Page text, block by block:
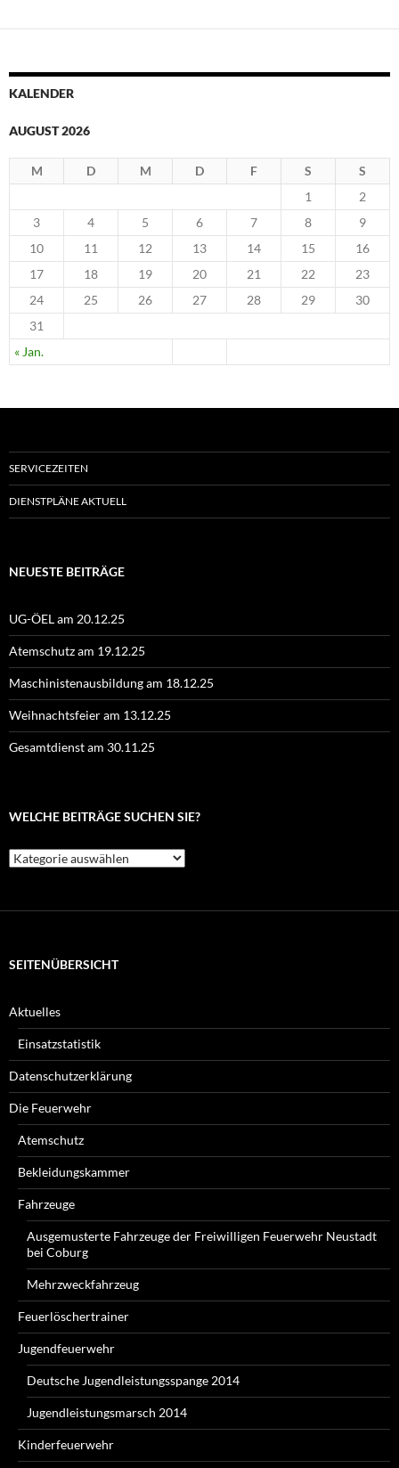
KALENDER
AUGUST 2026
M D M D F S S
« Jan.
1
2
3
4 5 6 7 8
9
10
11 12 13 14 15
16
17
18 19 20 21 22
23
24
25 26 27 28 29
30
31
SERVICEZEITEN
DIENSTPLÄNE AKTUELL
NEUESTE BEITRÄGE
UG-ÖEL am 20.12.25
Atemschutz am 19.12.25
Maschinistenausbildung am 18.12.25
Weihnachtsfeier am 13.12.25
Gesamtdienst am 30.11.25
WELCHE BEITRÄGE SUCHEN SIE?
Welche
Beiträge
SEITENÜBERSICHT
Aktuelles
Einsatzstatistik
Datenschutzerklärung
Die Feuerwehr
Atemschutz
Bekleidungskammer
Fahrzeuge
Ausgemusterte Fahrzeuge der Freiwilligen Feuerwehr Neustadt
bei Coburg
Mehrzweckfahrzeug
Feuerlöschertrainer
Jugendfeuerwehr
Deutsche Jugendleistungsspange 2014
Jugendleistungsmarsch 2014
Kinderfeuerwehr